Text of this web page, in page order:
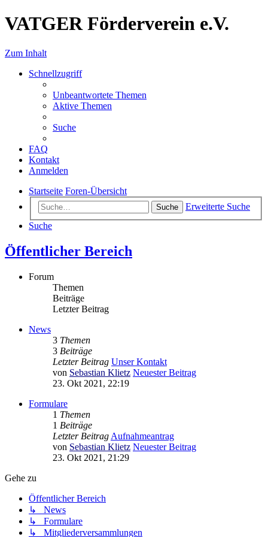
VATGER Förderverein e.V.
Zum Inhalt
Schnellzugriff
Unbeantwortete Themen
Aktive Themen
Suche
FAQ
Kontakt
Anmelden
Startseite Foren-Übersicht
Suche
Erweiterte Suche
Suche
Öffentlicher Bereich
Forum
Themen
Beiträge
Letzter Beitrag
News
3 Themen
3 Beiträge
Letzter Beitrag Unser Kontakt
von Sebastian Klietz Neuester Beitrag
23. Okt 2021, 22:19
Formulare
1 Themen
1 Beiträge
Letzter Beitrag Aufnahmeantrag
von Sebastian Klietz Neuester Beitrag
23. Okt 2021, 21:29
Gehe zu
Öffentlicher Bereich
↳ News
↳ Formulare
↳ Mitgliederversammlungen